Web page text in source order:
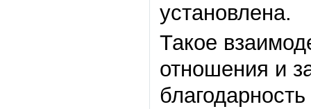
установлена.
Такое
отношения и